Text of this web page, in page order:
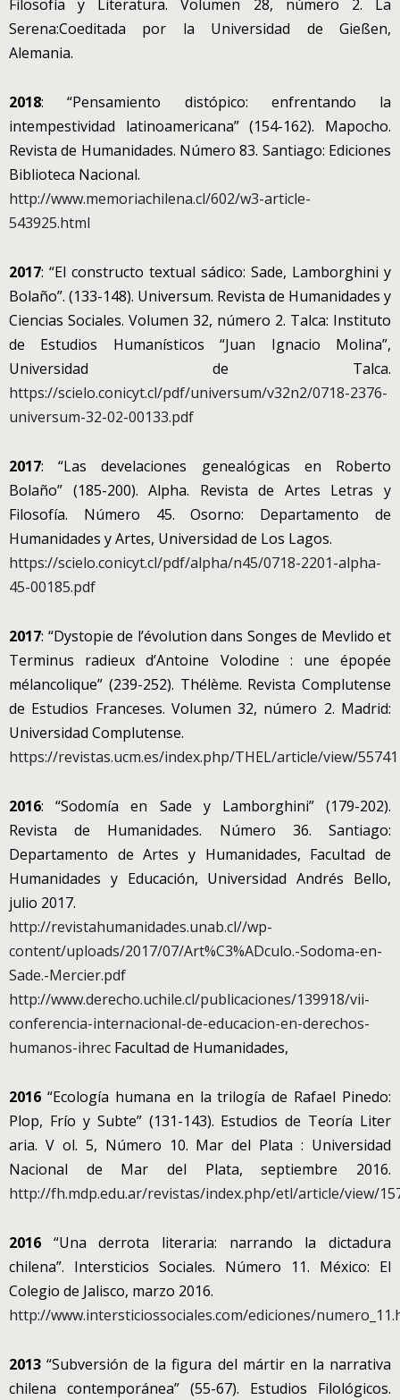
Filosofía y Literatura. Volumen 28, número 2. La
Serena:Coeditada por la Universidad de Gießen,
Alemania.
2018: “Pensamiento distópico: enfrentando la
intempestividad latinoamericana” (154-162). Mapocho.
Revista de Humanidades. Número 83. Santiago: Ediciones
Biblioteca Nacional.
http://www.memoriachilena.cl/602/w3-article-
543925.html
2017: “El constructo textual sádico: Sade, Lamborghini y
Bolaño”. (133-148). Universum. Revista de Humanidades y
Ciencias Sociales. Volumen 32, número 2. Talca: Instituto
de Estudios Humanísticos “Juan Ignacio Molina”,
Universidad de Talca.
https://scielo.conicyt.cl/pdf/universum/v32n2/0718-2376-
universum-32-02-00133.pdf
2017: “Las develaciones genealógicas en Roberto
Bolaño” (185-200). Alpha. Revista de Artes Letras y
Filosofía. Número 45. Osorno: Departamento de
Humanidades y Artes, Universidad de Los Lagos.
https://scielo.conicyt.cl/pdf/alpha/n45/0718-2201-alpha-
45-00185.pdf
2017: “Dystopie de l’évolution dans Songes de Mevlido et
Terminus radieux d’Antoine Volodine : une épopée
mélancolique” (239-252). Thélème. Revista Complutense
de Estudios Franceses. Volumen 32, número 2. Madrid:
Universidad Complutense.
https://revistas.ucm.es/index.php/THEL/article/view/55741
2016: “Sodomía en Sade y Lamborghini” (179-202).
Revista de Humanidades. Número 36. Santiago:
Departamento de Artes y Humanidades, Facultad de
Humanidades y Educación, Universidad Andrés Bello,
julio 2017.
http://revistahumanidades.unab.cl//wp-
content/uploads/2017/07/Art%C3%ADculo.-Sodoma-en-
Sade.-Mercier.pdf
http://www.derecho.uchile.cl/publicaciones/139918/vii-
conferencia-internacional-de-educacion-en-derechos-
humanos-ihrec Facultad de Humanidades,
2016 “Ecología humana en la trilogía de Rafael Pinedo:
Plop, Frío y Subte” (131-143). Estudios de Teoría Liter
aria. V ol. 5, Número 10. Mar del Plata : Universidad
Nacional de Mar del Plata, septiembre 2016.
http://fh.mdp.edu.ar/revistas/index.php/etl/article/view/
2016 “Una derrota literaria: narrando la dictadura
chilena”. Intersticios Sociales. Número 11. México: El
Colegio de Jalisco, marzo 2016.
http://www.intersticiossociales.com/ediciones/
2013 “Subversión de la figura del mártir en la narrativa
chilena contemporánea” (55-67). Estudios Filológicos.